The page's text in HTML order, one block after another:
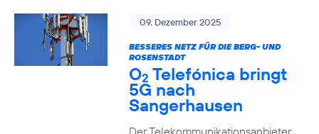
09. Dezember 2025
BESSERES NETZ FÜR DIE BERG- UND
ROSENSTADT
O2 Telefónica bringt
5G nach
Sangerhausen
Der Telekommunikationsanbieter